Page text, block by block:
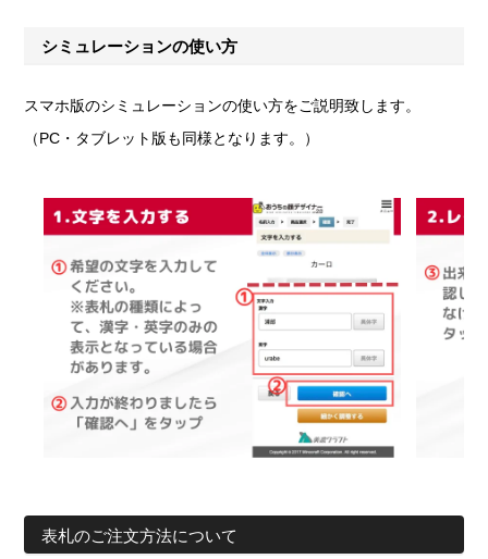
シミュレーションの使い方
スマホ版のシミュレーションの使い方をご説明致します。
（PC・タブレット版も同様となります。）
表札のご注文方法について